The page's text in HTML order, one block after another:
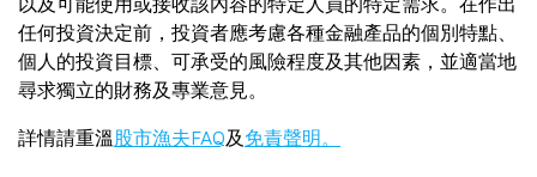
任何投資決定前，投資者應考慮各種金融產品的個別特點、
個人的投資目標、可承受的風險程度及其他因素，並適當地
尋求獨立的財務及專業意見。
詳情請重溫 股市漁夫FAQ及 免責聲明。